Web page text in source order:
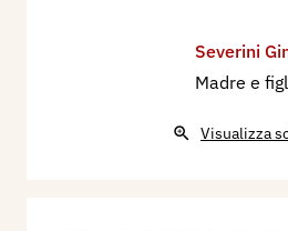
Severini
Madre e
Visualizza